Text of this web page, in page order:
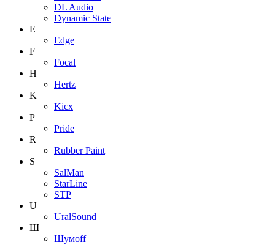
DL Audio
Dynamic State
E
Edge
F
Focal
H
Hertz
K
Kicx
P
Pride
R
Rubber Paint
S
SalMan
StarLine
STP
U
UralSound
Ш
Шумoff